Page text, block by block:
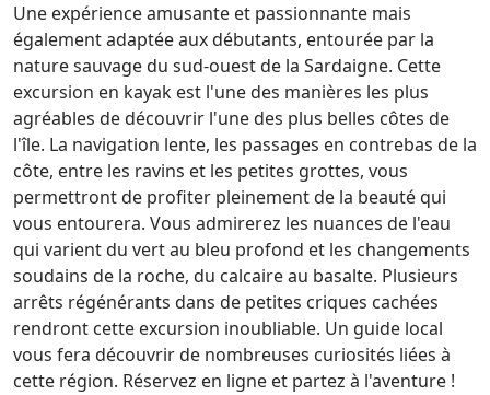
Une expérience amusante et passionnante mais
également adaptée aux débutants, entourée par la
nature sauvage du sud-ouest de la Sardaigne. Cette
excursion en kayak est l'une des manières les plus
agréables de découvrir l'une des plus belles côtes de
l'île. La navigation lente, les passages en contrebas de la
côte, entre les ravins et les petites grottes, vous
permettront de profiter pleinement de la beauté qui
vous entourera. Vous admirerez les nuances de l'eau
qui varient du vert au bleu profond et les changements
soudains de la roche, du calcaire au basalte. Plusieurs
arrêts régénérants dans de petites criques cachées
rendront cette excursion inoubliable. Un guide local
vous fera découvrir de nombreuses curiosités liées à
cette région. Réservez en ligne et partez à l'aventure !